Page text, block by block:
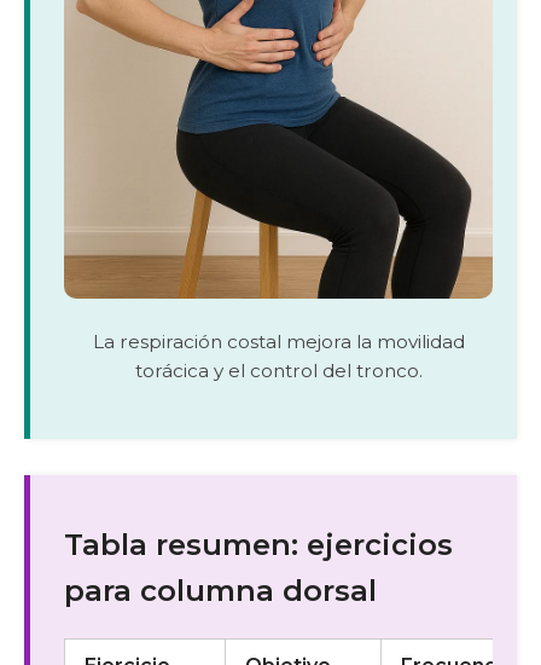
La respiración costal mejora la movilidad
torácica y el control del tronco.
Tabla resumen: ejercicios
para columna dorsal